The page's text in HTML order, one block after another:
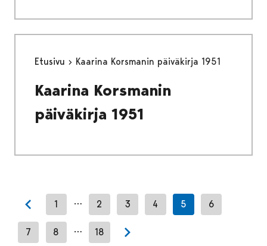
Etusivu Kaarina Korsmanin päiväkirja 1951
Kaarina Korsmanin
päiväkirja 1951
Previous page
1 … 2 3 4 5 6
7 8 … 18
Next page